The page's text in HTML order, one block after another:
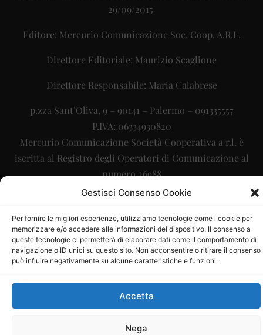
Gestisci Consenso Cookie
Per fornire le migliori esperienze, utilizziamo tecnologie come i cookie per
memorizzare e/o accedere alle informazioni del dispositivo. Il consenso a
queste tecnologie ci permetterà di elaborare dati come il comportamento di
navigazione o ID unici su questo sito. Non acconsentire o ritirare il consenso
può influire negativamente su alcune caratteristiche e funzioni.
Accetta
Nega
29/09/2015
Editore: Mercurio Comunicazione Soc. Coop. A.R.L.
Direttore Editoriale: Maurizio Scaglione
Direttore Responsabile: Maria Calabrese
p.zza Sant’Oliva, 9 – 90141 – Palermo – 091335557
P.IVA: 06334930820
Mercurio Comunicazione Società Cooperativa a r.l. è
iscritta al Registro degli Operatori di Comunicazione al
numero 26988
Sito gestito daLa Digitale srl– info@ladigitale.it